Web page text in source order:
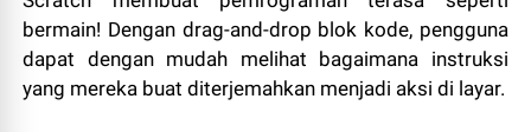
bermain! Dengan drag-and-drop blok kode, pengguna
dapat dengan mudah melihat bagaimana instruksi
yang mereka buat diterjemahkan menjadi aksi di layar.